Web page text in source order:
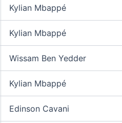
Kylian Mbappé
Kylian Mbappé
Wissam Ben Yedder
Kylian Mbappé
Edinson Cavani